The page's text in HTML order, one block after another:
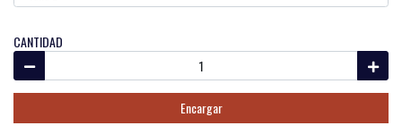
CANTIDAD
Encargar